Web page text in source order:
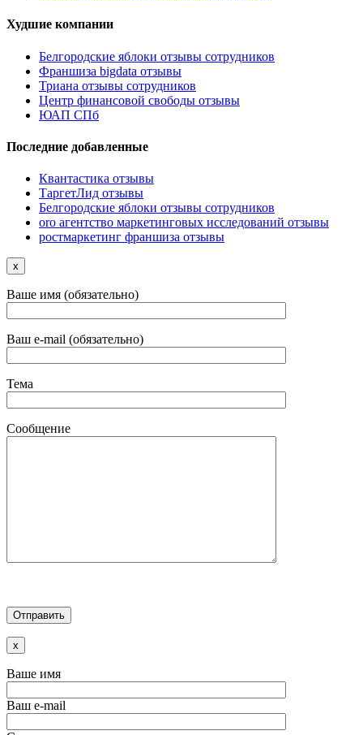
Худшие компании
Белгородские яблоки отзывы сотрудников
Франшиза bigdata отзывы
Триана отзывы сотрудников
Центр финансовой свободы отзывы
ЮАП СПб
Последние добавленные
Квантастика отзывы
ТаргетЛид отзывы
Белгородские яблоки отзывы сотрудников
oro агентство маркетинговых исследований отзывы
ростмаркетинг франшиза отзывы
x
Ваше имя (обязательно)
Ваш e-mail (обязательно)
Тема
Сообщение
x
Ваше имя
Ваш e-mail